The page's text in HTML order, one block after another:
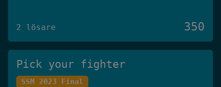
2 lösare 350
Pick your fighter
SSM 2023 Final